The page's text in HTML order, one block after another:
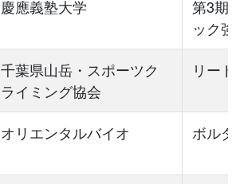
慶應義塾大学
第3期
ック
千葉県山岳・スポーツク
ライミング協会
リー
オリエンタルバイオ ボル